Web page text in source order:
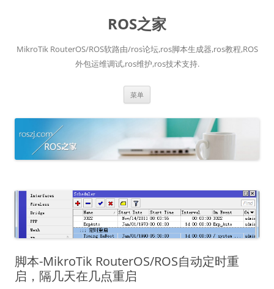
ROS之家
MikroTik RouterOS/ROS软路由/ros论坛,ros脚本生成器,ros教程,ROS
外包运维调试,ros维护,ros技术支持.
菜单
脚本-MikroTik RouterOS/ROS自动定时重
启，隔几天在几点重启